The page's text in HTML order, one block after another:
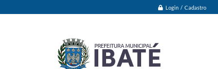
Login / Cadastro